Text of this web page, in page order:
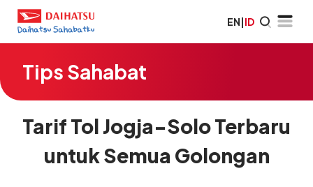
EN|ID
Tips Sahabat
Tarif Tol Jogja-Solo Terbaru
untuk Semua Golongan